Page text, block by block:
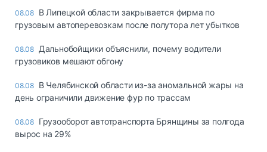
08.08 В Липецкой области закрывается фирма по
грузовым автоперевозкам после полутора лет убытков
08.08 Дальнобойщики объяснили, почему водители
грузовиков мешают обгону
08.08 В Челябинской области из-за аномальной жары на
день ограничили движение фур по трассам
08.08 Грузооборот автотранспорта Брянщины за полгода
вырос на 29%